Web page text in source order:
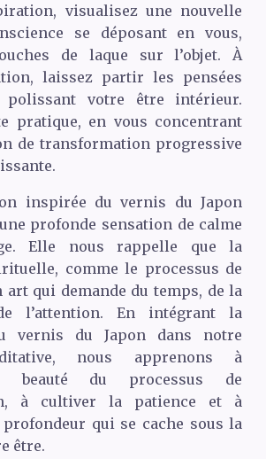
visualisez une nouvelle
se déposant en vous,
de laque sur l’objet. À
laissez partir les pensées
polissant votre être intérieur.
pratique, en vous concentrant
de transformation progressive
inspirée du vernis du Japon
profonde sensation de calme
Elle nous rappelle que la
comme le processus de
art qui demande du temps, de la
l’attention. En intégrant la
vernis du Japon dans notre
nous apprenons à
beauté du processus de
à cultiver la patience et à
qui se cache sous la
être.